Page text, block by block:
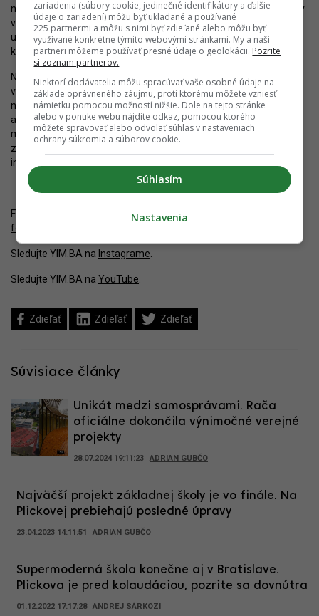
nedostatku kapacít. Bohužiaľ, na radikálne zvýšenie úrovne budov
v spolupráci so skúsenými a overenými architektmi už financie
určené neboli. Ak sa to ale jedného dňa zmení, Plickova ukazuje,
kde a ako sa dá zlepšiť.
Neskôr príde azda aj na výstavbu úplne nových škôl. Vzorom je
v tomto ohľade Česko, kde sa pripravuje výstavba množstva
nových škôl, pričom sú štandardne výsledkom dobre obsadených
architektonických súťaží. Špičková úroveň vzdelávania, od
materských škôl, cez základné, stredné až po vysoké, sú
základným pilierom úspechu štátu. Na budovách vzdelávacích
inštitúcií by to malo byť vidno.
Fotografie z 16.4.2023. Pozrite si rekonštrukciu školy vo
fotoalbumoch
Sledujte YIM.BA na Instagrame
Sledujte YIM.BA na YouTube
Zdieľať Zdieľať Zdieľať
Súvisiace články
Unikát medzi samosprávami. Rača
oficiálne dokončila výnimočné verejné
projekty
28.07.2024 19:11:23 ADRIAN GUBČO
Najväčší projekt základnej školy je vo finále. Na
Plickovej prebiehajú posledné úpravy
23.04.2023 14:11:51 ADRIAN GUBČO
Supermoderná škola konečne aj v Bratislave.
Plickova je pred kolaudáciou, pozrite sa dovnútra
01.12.2022 17:17:28 ANDREJ SÁRKÖZI
zariadenia (súbory cookie, jedinečné identifikátory a ďalšie
údaje o zariadení) môžu byť ukladané a používané
225 partnermi a môžu s nimi byť zdieľané alebo môžu byť
využívané konkrétne týmito webovými stránkami. My a naši
partneri môžeme používať presné údaje o geolokácii. Pozrite
si zoznam partnerov.
Niektorí dodávatelia môžu spracúvať vaše osobné údaje na
základe oprávneného záujmu, proti ktorému môžete vzniesť
námietku pomocou možností nižšie. Dole na tejto stránke
alebo v ponuke webu nájdite odkaz, pomocou ktorého
môžete spravovať alebo odvolať súhlas v nastaveniach
ochrany súkromia a súborov cookie.
Súhlasím
Nastavenia